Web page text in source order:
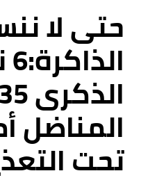
حتى لا
المناضل
تحت